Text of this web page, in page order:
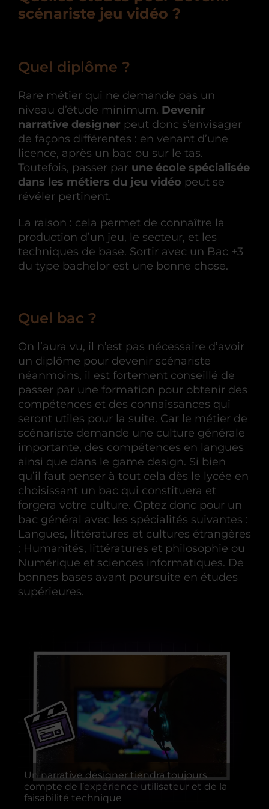
scénariste jeu vidéo ?
Quel diplôme ?
Rare métier qui ne demande pas un
niveau d’étude minimum. Devenir
narrative designer peut donc s’envisager
de façons différentes : en venant d’une
licence, après un bac ou sur le tas.
Toutefois, passer par une école spécialisée
dans les métiers du jeu vidéo peut se
révéler pertinent.
La raison : cela permet de connaître la
production d’un jeu, le secteur, et les
techniques de base. Sortir avec un Bac +3
du type bachelor est une bonne chose.
Quel bac ?
On l’aura vu, il n’est pas nécessaire d’avoir
un diplôme pour devenir scénariste
néanmoins, il est fortement conseillé de
passer par une formation pour obtenir des
compétences et des connaissances qui
seront utiles pour la suite. Car le métier de
scénariste demande une culture générale
importante, des compétences en langues
ainsi que dans le game design. Si bien
qu’il faut penser à tout cela dès le lycée en
choisissant un bac qui constituera et
forgera votre culture. Optez donc pour un
bac général avec les spécialités suivantes :
Langues, littératures et cultures étrangères
; Humanités, littératures et philosophie ou
Numérique et sciences informatiques. De
bonnes bases avant poursuite en études
supérieures.
Un narrative designer tiendra toujours
compte de l’expérience utilisateur et de la
faisabilité technique